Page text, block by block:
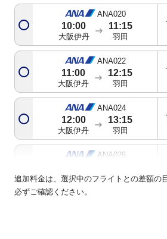
ANA020
10:00
大阪伊丹
11:15
羽田
ANA022
11:00
大阪伊丹
12:15
羽田
ANA024
12:00
大阪伊丹
13:15
羽田
ANA026
大阪伊丹 羽田
追加料金は、選択中のフライトとの差額の
必ずご確認ください。